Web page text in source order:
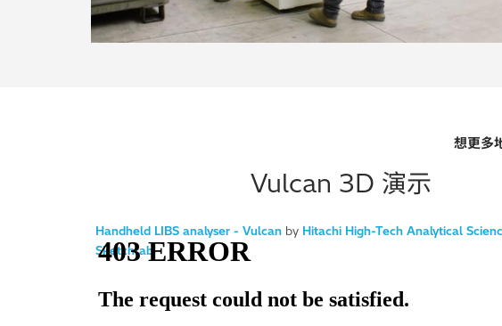
想更多
Vulcan 3D 演示
Handheld LIBS analyser - Vulcan by Hitachi High-Tech Analytical
Sketchfab